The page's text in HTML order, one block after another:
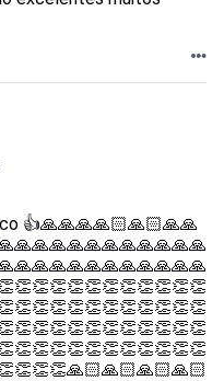
👍🙏🙏🙏🙏🏻🙏🏻🙏🙏